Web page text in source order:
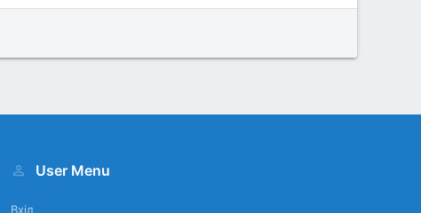
User Menu
Вхід